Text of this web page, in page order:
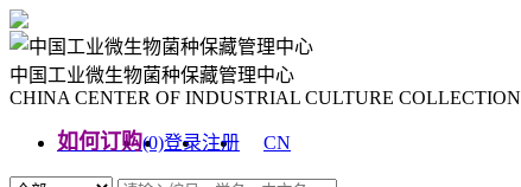
中国工业微生物菌种保藏管理中心
CHINA CENTER OF INDUSTRIAL CULTURE COLLECTION
如何订购(0)登录注册
CN